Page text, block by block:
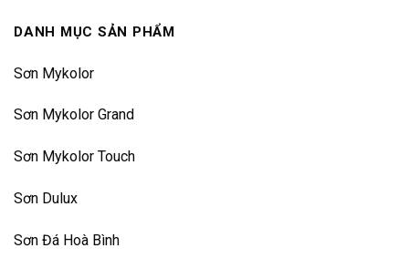
DANH MỤC SẢN PHẨM
Sơn Mykolor
Sơn Mykolor Grand
Sơn Mykolor Touch
Sơn Dulux
Sơn Đá Hoà Bình